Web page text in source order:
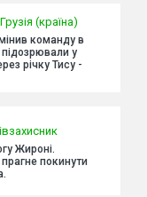
Грузія (країна)
команду в
підозрювали у
річку Тису -
Жироні.
покинути